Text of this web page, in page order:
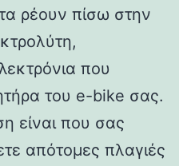
ρέουν πίσω στην
που
του e-bike σας.
είναι που σας
απότομες πλαγιές